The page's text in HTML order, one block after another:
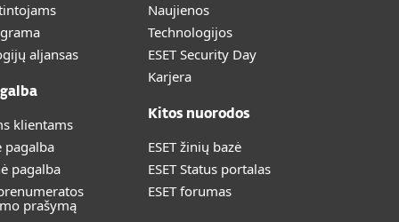
aljansas
klientams
pagalba
pagalba
prašymą
Naujienos
Technologijos
ESET Security Day
Karjera
Kitos nuorodos
ESET žinių bazė
ESET Status portalas
ESET forumas